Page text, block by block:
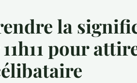
la
pour